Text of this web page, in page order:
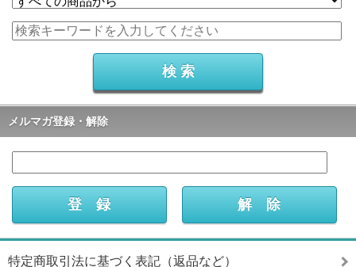
メルマガ登録・解除
特定商取引法に基づく表記（返品など）